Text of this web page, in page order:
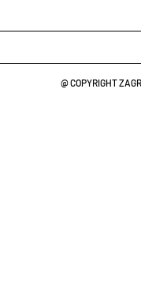
@ COPYRIGHT